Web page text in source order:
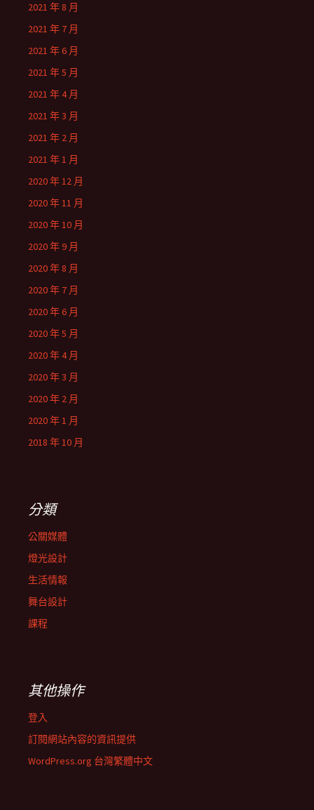
2021 年 8 月
2021 年 7 月
2021 年 6 月
2021 年 5 月
2021 年 4 月
2021 年 3 月
2021 年 2 月
2021 年 1 月
2020 年 12 月
2020 年 11 月
2020 年 10 月
2020 年 9 月
2020 年 8 月
2020 年 7 月
2020 年 6 月
2020 年 5 月
2020 年 4 月
2020 年 3 月
2020 年 2 月
2020 年 1 月
2018 年 10 月
分類
公關媒體
燈光設計
生活情報
舞台設計
課程
其他操作
登入
訂閱網站內容的資訊提供
WordPress.org 台灣繁體中文